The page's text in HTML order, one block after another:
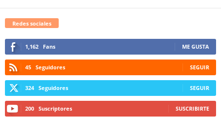
Redes sociales
1,162 Fans ME GUSTA
45 Seguidores SEGUIR
324 Seguidores SEGUIR
200 Suscriptores SUSCRIBIRTE